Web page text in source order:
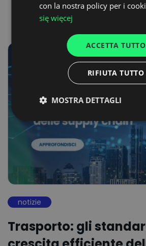
notizie
Trasporto: gli
con la nostra policy per i
się więcej
ACCETTA TUTTO
RIFIUTA TUTTO
MOSTRA DETTAGLI